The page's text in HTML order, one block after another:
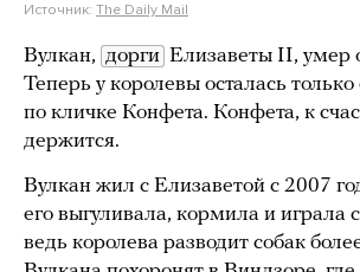
Источник: The Daily Mail
Вулкан, дорги Елизаветы II, умер
Теперь у королевы осталась
по кличке Конфета. Конфета, к
держится.
Вулкан жил с Елизаветой с 2007
его выгуливала, кормила и играла
ведь королева разводит собак